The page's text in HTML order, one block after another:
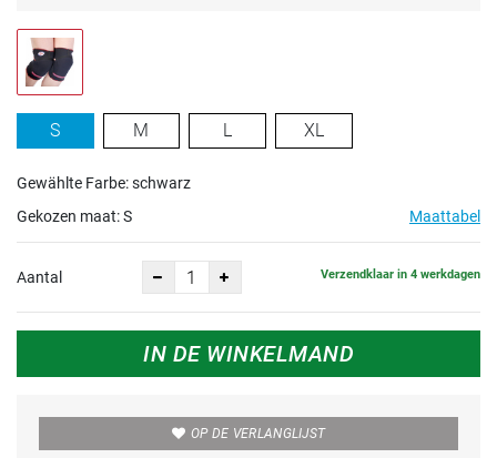
S M L XL
Gewählte Farbe: schwarz
Gekozen maat:S Maattabel
Aantal Verzendklaar in 4 werkdagen
IN DE WINKELMAND
OP DE VERLANGLIJST